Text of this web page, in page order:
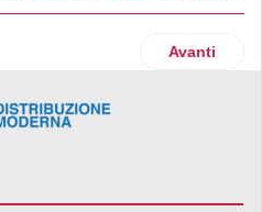
Vog inaugura un nuovo
Articolo
Avanti